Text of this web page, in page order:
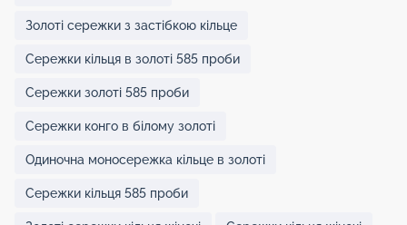
Золоті сережки з застібкою кільце
Сережки кільця в золоті 585 проби
Сережки золоті 585 проби
Сережки конго в білому золоті
Одиночна моносережка кільце в золоті
Сережки кільця 585 проби